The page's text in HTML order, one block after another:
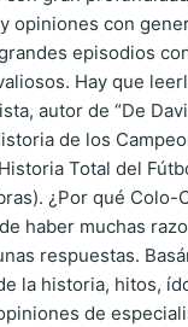
opiniones con
episodios
Hay que
autor de “De
de los
Total del
¿Por qué Colo-
haber muchas
respuestas.
la historia, hitos,
de